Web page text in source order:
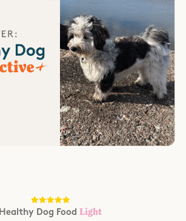
Healthy Dog Food Light